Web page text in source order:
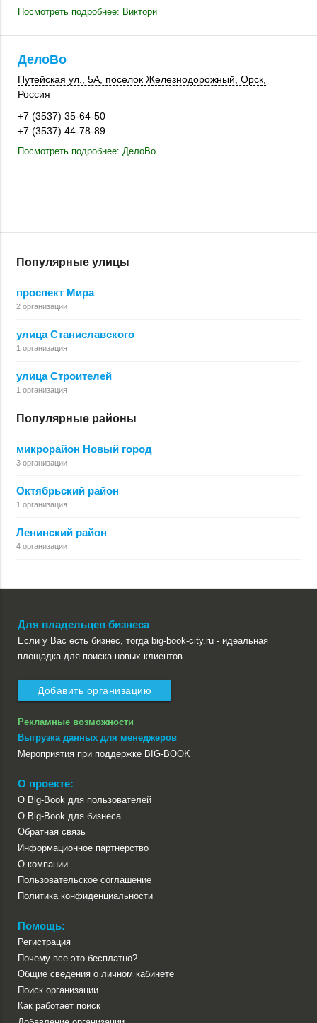
Посмотреть подробнее: Виктори
ДелоВо
Путейская ул., 5А , поселок Железнодорожный, Орск
Россия
+7 (3537) 35-64-50
+7 (3537) 44-78-89
Посмотреть подробнее: ДелоВо
Популярные улицы
проспект Мира
2 организации
улица Станиславского
1 организация
улица Строителей
1 организация
Популярные районы
микрорайон Новый город
3 организации
Октябрьский район
1 организация
Ленинский район
4 организации
Для владельцев бизнеса
Если у Вас есть бизнес, тогда big-book-city.ru - идеальная
площадка для поиска новых клиентов
Добавить организацию
Рекламные возможности
Выгрузка данных для менеджеров
Мероприятия при поддержке BIG-BOOK
О проекте:
О Big-Book для пользователей
О Big-Book для бизнеса
Обратная связь
Информационное партнерство
О компании
Пользовательское соглашение
Политика конфиденциальности
Помощь:
Регистрация
Почему все это бесплатно?
Общие сведения о личном кабинете
Поиск организации
Как работает поиск